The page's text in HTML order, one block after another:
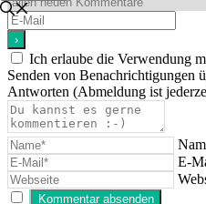
Ich erlaube die Verwendung
Senden von Benachrichtigungen
Antworten (Abmeldung ist
E-